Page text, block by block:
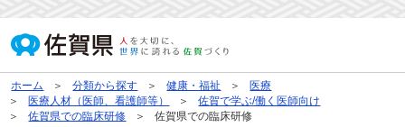
ホーム 分類から探す 健康・福祉
医療
医療人材（医師、看護師等）
佐賀で学ぶ/働く医師向け
佐賀県での臨床研修
佐賀県での臨床研修